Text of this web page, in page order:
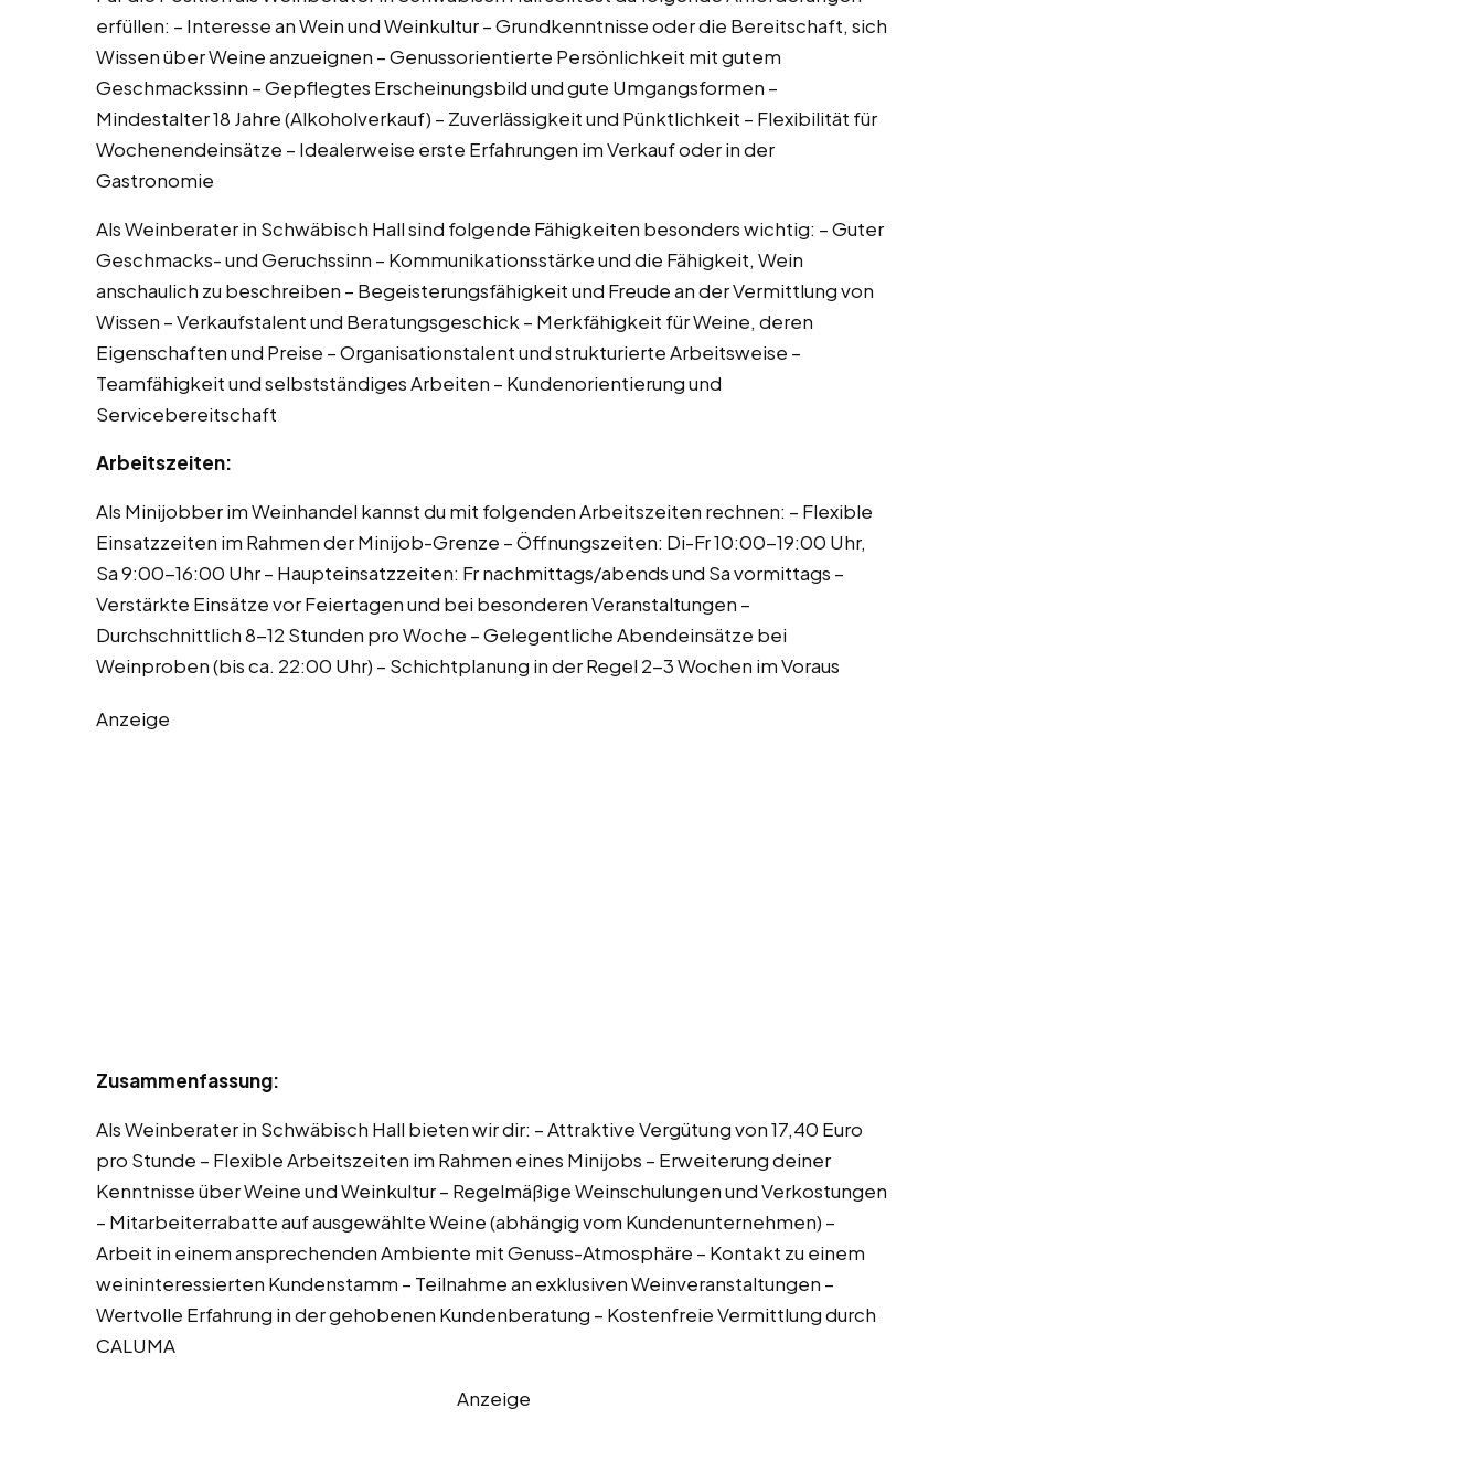
erfüllen: – Interesse an Wein und Weinkultur – Grundkenntnisse oder die Bereitschaft, sich
Wissen über Weine anzueignen – Genussorientierte Persönlichkeit mit gutem
Geschmackssinn – Gepflegtes Erscheinungsbild und gute Umgangsformen –
Mindestalter 18 Jahre (Alkoholverkauf) – Zuverlässigkeit und Pünktlichkeit – Flexibilität für
Wochenendeinsätze – Idealerweise erste Erfahrungen im Verkauf oder in der
Gastronomie
Als Weinberater in Schwäbisch Hall sind folgende Fähigkeiten besonders wichtig: – Guter
Geschmacks- und Geruchssinn – Kommunikationsstärke und die Fähigkeit, Wein
anschaulich zu beschreiben – Begeisterungsfähigkeit und Freude an der Vermittlung von
Wissen – Verkaufstalent und Beratungsgeschick – Merkfähigkeit für Weine, deren
Eigenschaften und Preise – Organisationstalent und strukturierte Arbeitsweise –
Teamfähigkeit und selbstständiges Arbeiten – Kundenorientierung und
Servicebereitschaft
Arbeitszeiten:
Als Minijobber im Weinhandel kannst du mit folgenden Arbeitszeiten rechnen: – Flexible
Einsatzzeiten im Rahmen der Minijob-Grenze – Öffnungszeiten: Di-Fr 10:00-19:00 Uhr,
Sa 9:00-16:00 Uhr – Haupteinsatzzeiten: Fr nachmittags/abends und Sa vormittags –
Verstärkte Einsätze vor Feiertagen und bei besonderen Veranstaltungen –
Durchschnittlich 8-12 Stunden pro Woche – Gelegentliche Abendeinsätze bei
Weinproben (bis ca. 22:00 Uhr) – Schichtplanung in der Regel 2-3 Wochen im Voraus
Anzeige
Zusammenfassung:
Als Weinberater in Schwäbisch Hall bieten wir dir: – Attraktive Vergütung von 17,40 Euro
pro Stunde – Flexible Arbeitszeiten im Rahmen eines Minijobs – Erweiterung deiner
Kenntnisse über Weine und Weinkultur – Regelmäßige Weinschulungen und Verkostungen
– Mitarbeiterrabatte auf ausgewählte Weine (abhängig vom Kundenunternehmen) –
Arbeit in einem ansprechenden Ambiente mit Genuss-Atmosphäre – Kontakt zu einem
weininteressierten Kundenstamm – Teilnahme an exklusiven Weinveranstaltungen –
Wertvolle Erfahrung in der gehobenen Kundenberatung – Kostenfreie Vermittlung durch
CALUMA
Anzeige